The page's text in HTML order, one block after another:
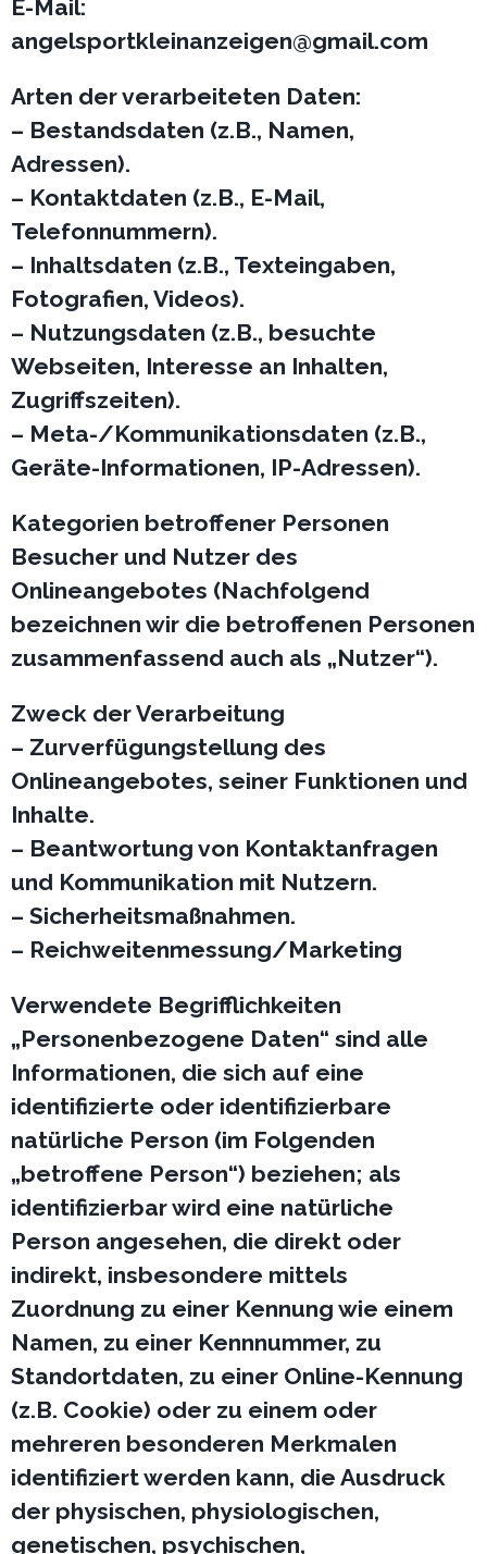
E-Mail:
angelsportkleinanzeigen@gmail.com
Arten der verarbeiteten Daten:
– Bestandsdaten (z.B., Namen,
Adressen).
– Kontaktdaten (z.B., E-Mail,
Telefonnummern).
– Inhaltsdaten (z.B., Texteingaben,
Fotografien, Videos).
– Nutzungsdaten (z.B., besuchte
Webseiten, Interesse an Inhalten,
Zugriffszeiten).
– Meta-/Kommunikationsdaten (z.B.,
Geräte-Informationen, IP-Adressen).
Kategorien betroffener Personen
Besucher und Nutzer des
Onlineangebotes (Nachfolgend
bezeichnen wir die betroffenen Personen
zusammenfassend auch als „Nutzer“).
Zweck der Verarbeitung
– Zurverfügungstellung des
Onlineangebotes, seiner Funktionen und
Inhalte.
– Beantwortung von Kontaktanfragen
und Kommunikation mit Nutzern.
– Sicherheitsmaßnahmen.
– Reichweitenmessung/Marketing
Verwendete Begrifflichkeiten
„Personenbezogene Daten“ sind alle
Informationen, die sich auf eine
identifizierte oder identifizierbare
natürliche Person (im Folgenden
„betroffene Person“) beziehen; als
identifizierbar wird eine natürliche
Person angesehen, die direkt oder
indirekt, insbesondere mittels
Zuordnung zu einer Kennung wie einem
Namen, zu einer Kennnummer, zu
Standortdaten, zu einer Online-Kennung
(z.B. Cookie) oder zu einem oder
mehreren besonderen Merkmalen
identifiziert werden kann, die Ausdruck
der physischen, physiologischen,
genetischen, psychischen,